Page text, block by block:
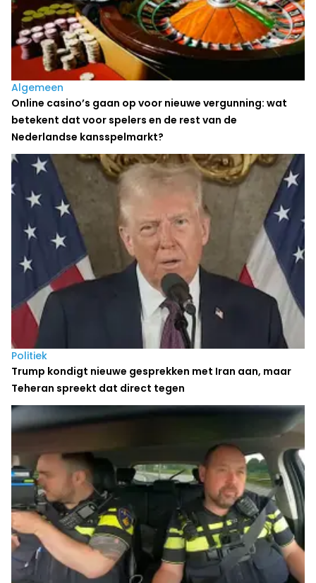
Algemeen
Online casino’s gaan op voor nieuwe vergunning: wat
betekent dat voor spelers en de rest van de
Nederlandse kansspelmarkt?
Politiek
Trump kondigt nieuwe gesprekken met Iran aan, maar
Teheran spreekt dat direct tegen